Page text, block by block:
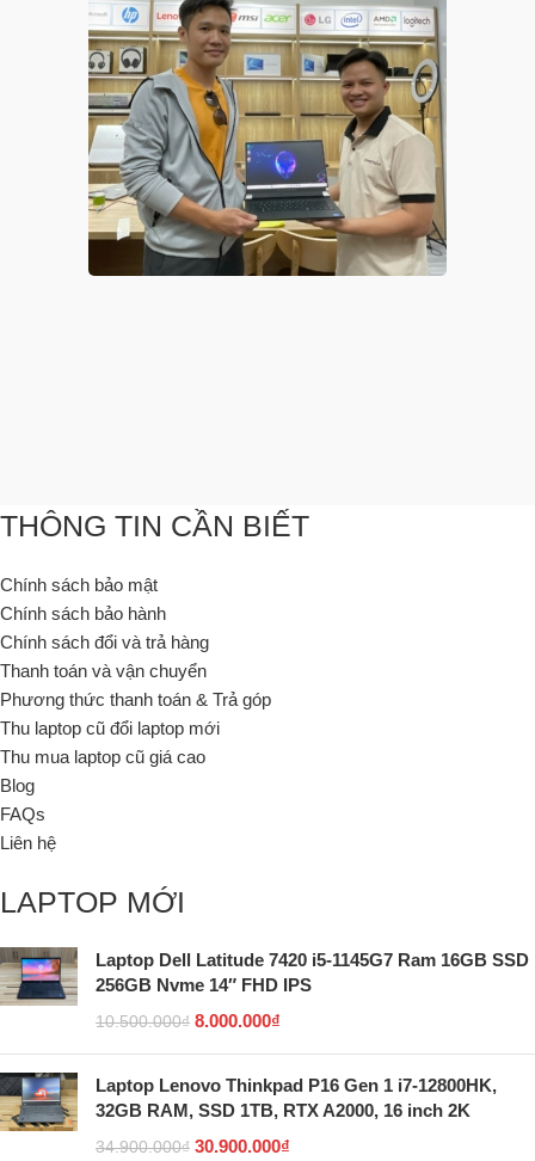
THÔNG TIN CẦN BIẾT
Chính sách bảo mật
Chính sách bảo hành
Chính sách đổi và trả hàng
Thanh toán và vận chuyển
Phương thức thanh toán & Trả góp
Thu laptop cũ đổi laptop mới
Thu mua laptop cũ giá cao
Blog
FAQs
Liên hệ
LAPTOP MỚI
Laptop Dell Latitude 7420 i5-1145G7 Ram 16GB SSD
256GB Nvme 14″ FHD IPS
10.500.000₫ 8.000.000₫
Laptop Lenovo Thinkpad P16 Gen 1 i7-12800HK,
32GB RAM, SSD 1TB, RTX A2000, 16 inch 2K
34.900.000₫ 30.900.000₫